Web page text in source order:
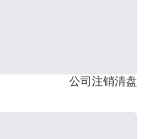
公司注销清盘